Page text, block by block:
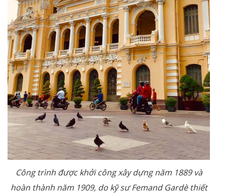
Công trình được khởi công xây dựng năm 1889 và
hoàn thành năm 1909, do kỹ sư Femand Gardè thiết